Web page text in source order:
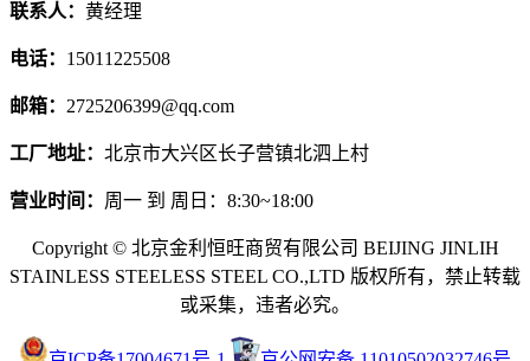
联系人： 黄经理
电话： 15011225508
邮箱： 2725206399@qq.com
工厂地址： 北京市大兴区长子营镇北泗上村
营业时间： 周一 到 周日：8:30~18:00
Copyright © 北京金利恒旺商贸有限公司 BEIJING JINLIH
STAINLESS STEELESS STEEL CO.,LTD 版权所有，禁止转载
或采集，违者必究。